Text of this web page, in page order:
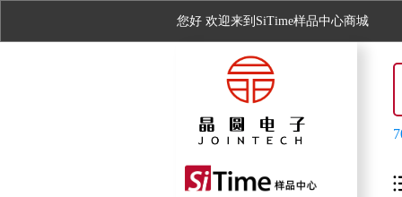
您好 欢迎来到SiTime样品中心商城